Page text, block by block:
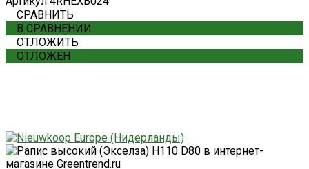
СРАВНИТЬ
В СРАВНЕНИИ
ОТЛОЖИТЬ
ОТЛОЖЕН